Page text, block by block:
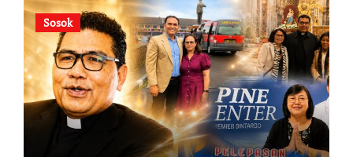
Sosok